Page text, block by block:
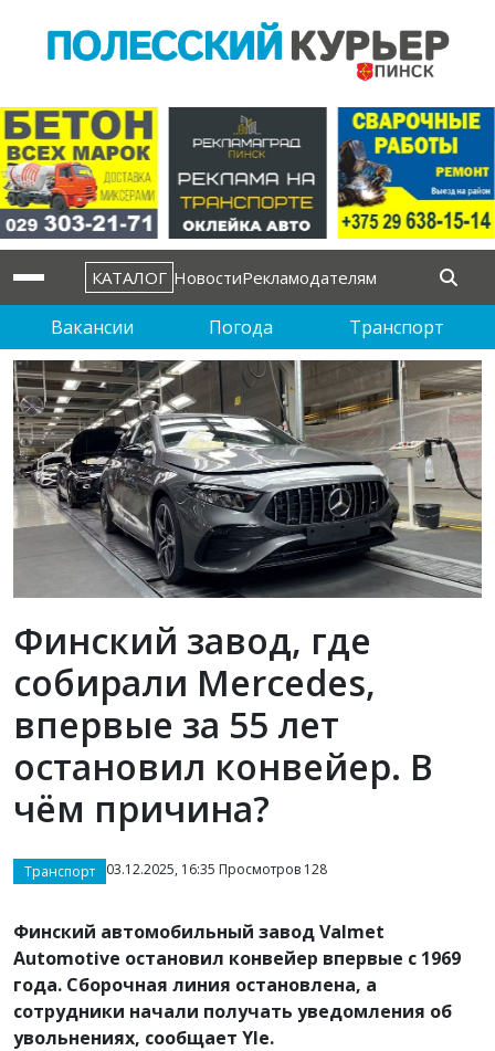
КАТАЛОГ НовостиРекламодателям
Вакансии Погода Транспорт
Финский завод, где
собирали Mercedes,
впервые за 55 лет
остановил конвейер. В
чём причина?
Транспорт 03.12.2025, 16:35 Просмотров 128
Финский автомобильный завод Valmet
Automotive остановил конвейер впервые с 1969
года. Сборочная линия остановлена, а
сотрудники начали получать уведомления об
увольнениях, сообщает Yle.